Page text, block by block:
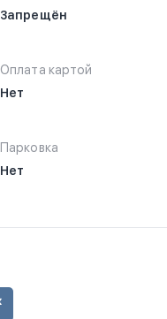
Запрещён
Оплата картой
Нет
Парковка
Нет